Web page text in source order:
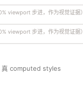
viewport 步进，作为视觉证据）
viewport 步进，作为视觉证据）
真 computed styles